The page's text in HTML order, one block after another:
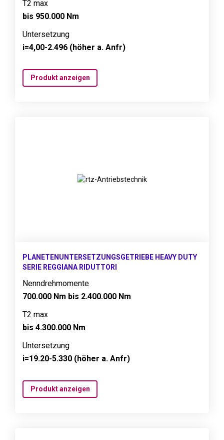
T2 max
bis 950.000 Nm
Untersetzung
i=4,00-2.496 (höher a. Anfr)
Produkt anzeigen
PLANETENUNTERSETZUNGSGETRIEBE HEAVY DUTY
SERIE REGGIANA RIDUTTORI
Nenndrehmomente
700.000 Nm bis 2.400.000 Nm
T2 max
bis 4.300.000 Nm
Untersetzung
i=19.20-5.330 (höher a. Anfr)
Produkt anzeigen